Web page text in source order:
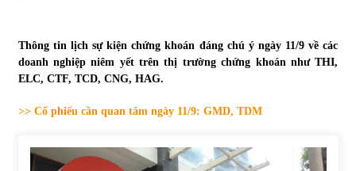
07/06/2022
06/06/2022
Top 10 tỷ phú giàu nhất thế giới – Bảng xếp hạng 2022
Thông tin lịch sự kiện chứng khoán đáng chú ý ngày 11/9 về các
doanh nghiệp niêm yết trên thị trường chứng khoán như THI,
ELC, CTF, TCD, CNG, HAG.
>> Cổ phiếu cần quan tâm ngày 11/9: GMD, TDM